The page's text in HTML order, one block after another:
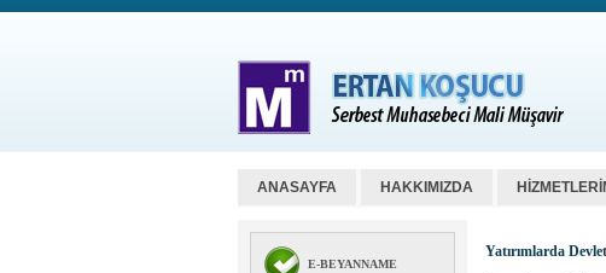
ANASAYFA HAKKIMIZDA
E-BEYANNAME
Yatırımlarda